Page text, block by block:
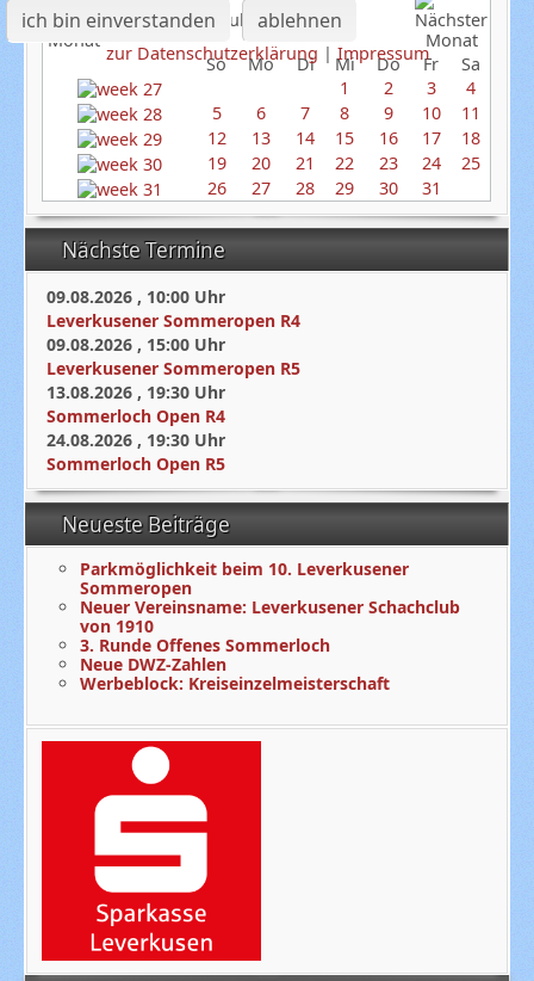
Juli 2026
So
Mo Di Mi Do Fr
Sa
1
2 3
4
5
6 7 8 9 10
11
12
13 14 15 16 17
18
19
20 21 22 23 24
25
26
27 28 29 30 31
Nächste Termine
09.08.2026 , 10:00 Uhr
Leverkusener Sommeropen R4
09.08.2026 , 15:00 Uhr
Leverkusener Sommeropen R5
13.08.2026 , 19:30 Uhr
Sommerloch Open R4
24.08.2026 , 19:30 Uhr
Sommerloch Open R5
Neueste Beiträge
Parkmöglichkeit beim 10. Leverkusener
Sommeropen
Neuer Vereinsname: Leverkusener Schachclub
von 1910
3. Runde Offenes Sommerloch
Neue DWZ-Zahlen
Werbeblock: Kreiseinzelmeisterschaft
ich bin einverstanden ablehnen
zur Datenschutzerklärung |Impressum